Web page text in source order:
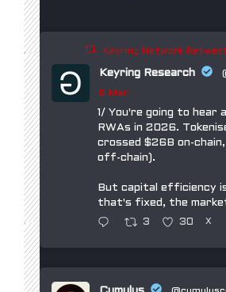
Keyring Network
Keyring Research
8 Mar
1/ You're going to hear
RWAs in 2026.
crossed $26B on-
off-chain).
But capital efficiency
that's fixed, the
3 30 X